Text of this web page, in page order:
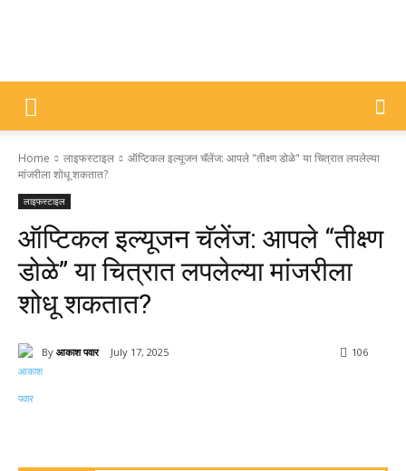
DIVYAJYOTI
SAMACHAR
Home लाइफस्टाइल
ऑप्टिकल इल्यूजन चॅलेंज: आपले "तीक्ष्ण डोळे" या चित्रात लपलेल्या
मांजरीला शोधू शकतात?
लाइफस्टाइल
ऑप्टिकल इल्यूजन चॅलेंज: आपले “तीक्ष्ण
डोळे” या चित्रात लपलेल्या मांजरीला
शोधू शकतात?
By आकाश पवार July 17, 2025 106